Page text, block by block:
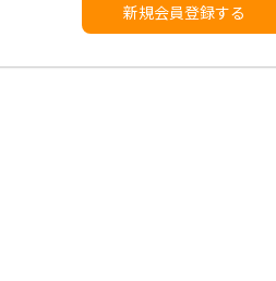
新規会員登録する